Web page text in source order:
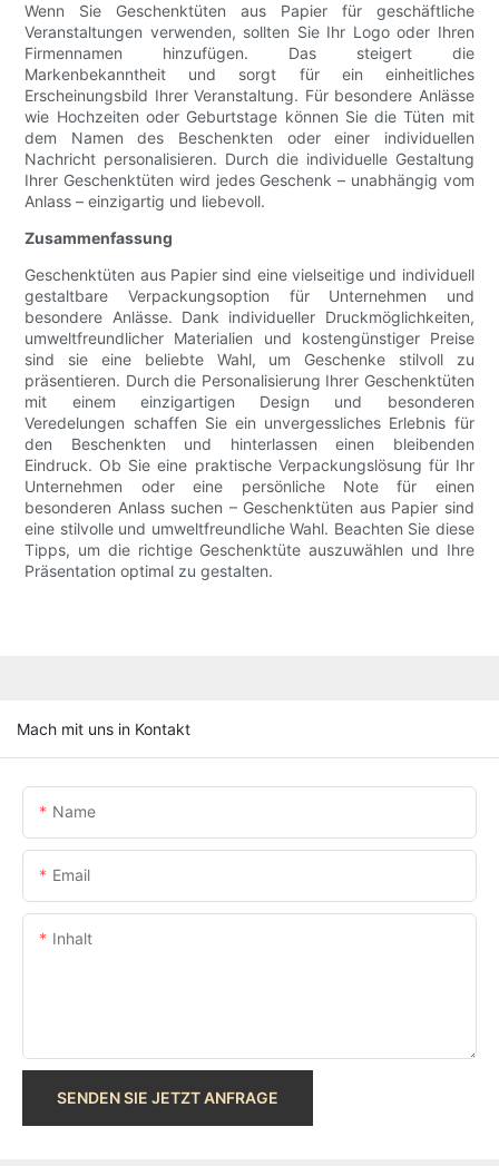
Wenn Sie Geschenktüten aus Papier für geschäftliche
Veranstaltungen verwenden, sollten Sie Ihr Logo oder Ihren
Firmennamen hinzufügen. Das steigert die
Markenbekanntheit und sorgt für ein einheitliches
Erscheinungsbild Ihrer Veranstaltung. Für besondere Anlässe
wie Hochzeiten oder Geburtstage können Sie die Tüten mit
dem Namen des Beschenkten oder einer individuellen
Nachricht personalisieren. Durch die individuelle Gestaltung
Ihrer Geschenktüten wird jedes Geschenk – unabhängig vom
Anlass – einzigartig und liebevoll.
Zusammenfassung
Geschenktüten aus Papier sind eine vielseitige und individuell
gestaltbare Verpackungsoption für Unternehmen und
besondere Anlässe. Dank individueller Druckmöglichkeiten,
umweltfreundlicher Materialien und kostengünstiger Preise
sind sie eine beliebte Wahl, um Geschenke stilvoll zu
präsentieren. Durch die Personalisierung Ihrer Geschenktüten
mit einem einzigartigen Design und besonderen
Veredelungen schaffen Sie ein unvergessliches Erlebnis für
den Beschenkten und hinterlassen einen bleibenden
Eindruck. Ob Sie eine praktische Verpackungslösung für Ihr
Unternehmen oder eine persönliche Note für einen
besonderen Anlass suchen – Geschenktüten aus Papier sind
eine stilvolle und umweltfreundliche Wahl. Beachten Sie diese
Tipps, um die richtige Geschenktüte auszuwählen und Ihre
Präsentation optimal zu gestalten.
Mach mit uns in Kontakt
Name
Email
Inhalt
SENDEN SIE JETZT ANFRAGE